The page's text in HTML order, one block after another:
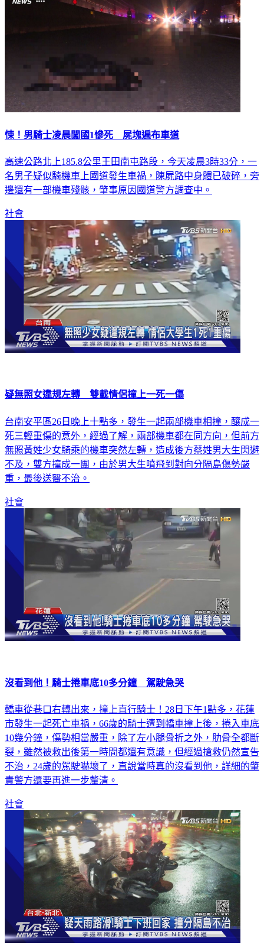
悚！男騎士凌晨闖國1慘死 屍塊遍布車道
高速公路北上185.8公里王田南屯路段，今天凌晨3時33分，一
名男子疑似騎機車上國道發生車禍，陳屍路中身體已破碎，旁
邊還有一部機車殘骸，肇事原因國道警方調查中。
社會
疑無照女違規左轉 雙載情侶撞上一死一傷
台南安平區26日晚上十點多，發生一起兩部機車相撞，釀成一
死三輕重傷的意外，經過了解，兩部機車都在同方向，但前方
無照黃姓少女騎乘的機車突然左轉，造成後方蔡姓男大生閃避
不及，雙方撞成一團，由於男大生噴飛到對向分隔島傷勢嚴
重，最後送醫不治。
社會
沒看到他！騎士捲車底10多分鐘 駕駛急哭
轎車從巷口右轉出來，撞上直行騎士！28日下午1點多，花蓮
市發生一起死亡車禍，66歲的騎士遭到轎車撞上後，捲入車底
10幾分鐘，傷勢相當嚴重，除了左小腿骨折之外，肋骨全都斷
裂，雖然被救出後第一時間都還有意識，但經過搶救仍然宣告
不治，24歲的駕駛嚇壞了，直說當時真的沒看到他，詳細的肇
責警方還要再進一步釐清。
社會